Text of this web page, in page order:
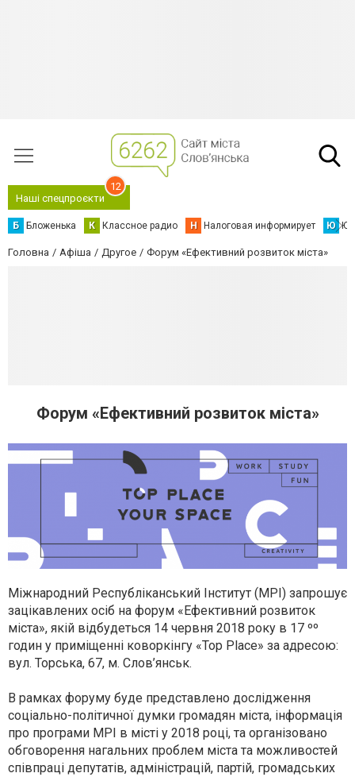
Наші спецпроєкти
12
Б Бложенька К Классное радио Н Налоговая информирует Ю
Головна Афіша Другое Форум «Ефективний розвиток міста»
Форум «Ефективний розвиток міста»
Міжнародний Республіканський Інститут (МРІ) запрошує
зацікавлених осіб на форум «Ефективний розвиток
міста», якій відбудеться 14 червня 2018 року в 17 ºº
годин у приміщенні коворкінгу «Top Place» за адресою:
вул. Торська, 67, м. Слов’янськ.
В рамках форуму буде представлено дослідження
соціально-політичної думки громадян міста, інформація
про програми МРІ в місті у 2018 році, та організовано
обговорення нагальних проблем міста та можливостей
співпраці депутатів, адміністрацій, партій, громадських